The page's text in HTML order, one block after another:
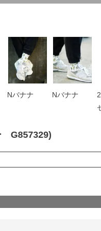
Nバナナ Nバナナ
G857329)